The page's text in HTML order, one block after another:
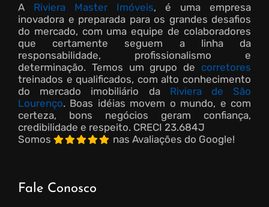
A Riviera Master Imóveis, é uma empresa
inovadora e preparada para os grandes desafios
do mercado, com uma equipe de colaboradores
que certamente seguem a linha da
responsabilidade, profissionalismo e
determinação. Temos um grupo de corretores
treinados e qualificados, com alto conhecimento
do mercado imobiliário da Riviera de São
Lourenço. Boas idéias movem o mundo, e com
certeza, bons negócios geram confiança,
credibilidade e respeito. CRECI 23.684J
Somos
nas Avaliações do Google!
Fale Conosco